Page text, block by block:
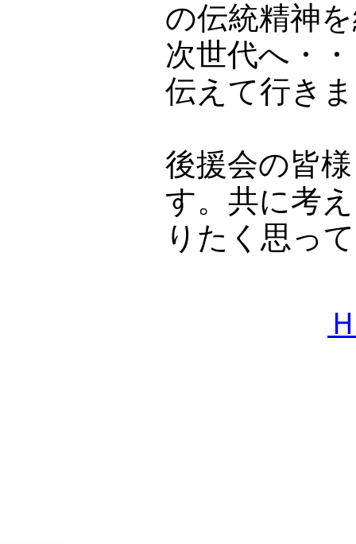
の伝統精神
次世代へ・
伝えて行き
後援会の皆
す。共に考
りたく思っ